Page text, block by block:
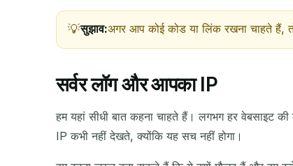
सुझाव:अगर आप कोई कोड या लिंक रखना चाहते हैं,
सर्वर लॉग और आपका IP
हम यहां सीधी बात कहना चाहते हैं। लगभग हर वेबसाइट
IP कभी नहीं देखते, क्योंकि यह सच नहीं होगा।